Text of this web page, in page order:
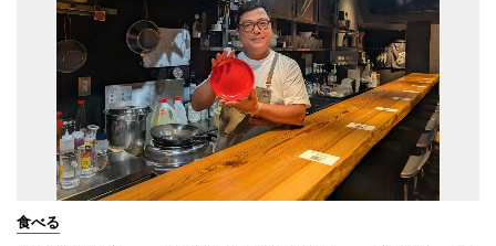
食べる